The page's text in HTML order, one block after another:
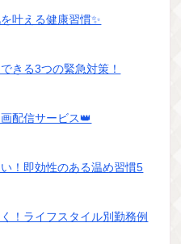
叶える健康習慣✨
きる3つの緊急対策！
配信サービス👑
！即効性のある温め習慣5
！ライフスタイル別勤務例